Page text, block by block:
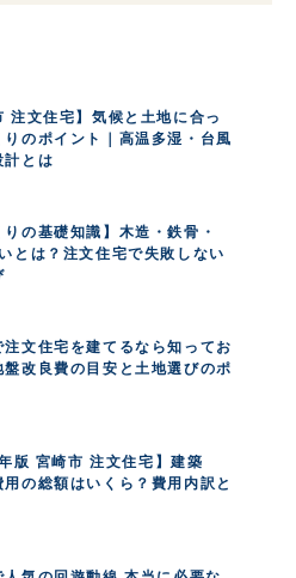
注文住宅】気候と土地に合っ
りのポイント｜高温多湿・台風
計とは
りの基礎知識】木造・鉄骨・
とは？注文住宅で失敗しない
注文住宅を建てるなら知ってお
盤改良費の目安と土地選びのポ
版 宮崎市 注文住宅】建築
用の総額はいくら？費用内訳と